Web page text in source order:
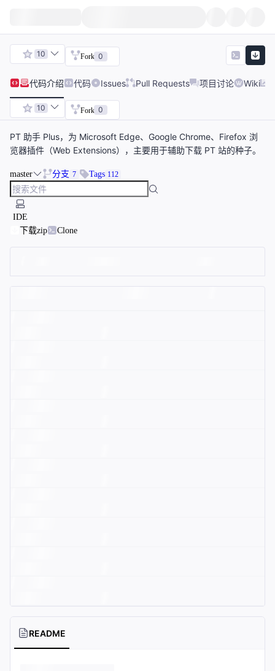
10 Fork 0
代码介绍 代码 Issues Pull Requests 项目讨论 Wiki
10 Fork 0
PT 助手 Plus，为 Microsoft Edge、Google Chrome、Firefox 浏
览器插件（Web Extensions），主要用于辅助下载 PT 站的种子。
master 分支 7 Tags 112
IDE
下载zip
Clone
README